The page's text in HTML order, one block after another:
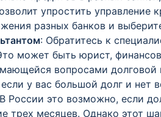
упростить управление
разных банков и
: Обратитесь к
может быть юрист,
вопросами долговой
у вас большой долг и нет
России это возможно, если
трех месяцев. Однако этот